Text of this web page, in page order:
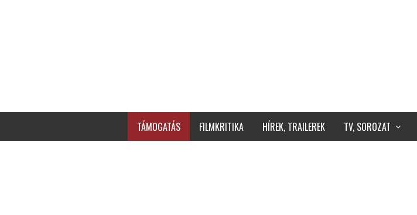
TÁMOGATÁS FILMKRITIKA HÍREK, TRAILEREK TV, SOROZAT